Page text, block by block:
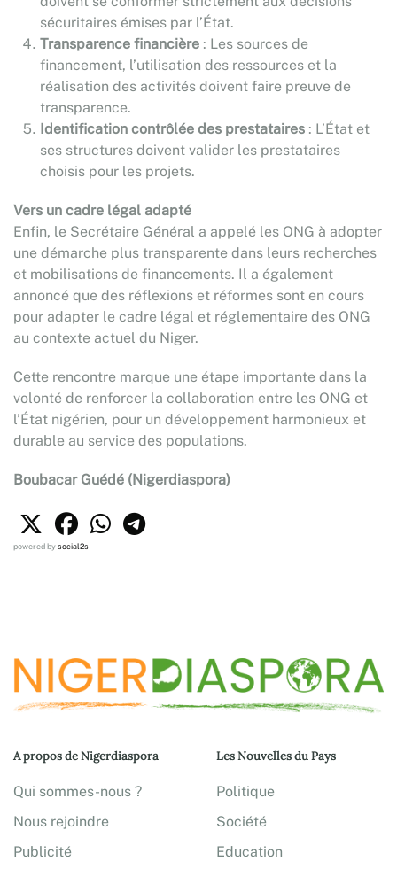
sécuritaires émises par l’État.
Transparence financière : Les sources de
financement, l’utilisation des ressources et la
réalisation des activités doivent faire preuve de
transparence.
Identification contrôlée des prestataires : L’État et
ses structures doivent valider les prestataires
choisis pour les projets.
Vers un cadre légal adapté
Enfin, le Secrétaire Général a appelé les ONG à adopter
une démarche plus transparente dans leurs recherches
et mobilisations de financements. Il a également
annoncé que des réflexions et réformes sont en cours
pour adapter le cadre légal et réglementaire des ONG
au contexte actuel du Niger.
Cette rencontre marque une étape importante dans la
volonté de renforcer la collaboration entre les ONG et
l’État nigérien, pour un développement harmonieux et
durable au service des populations.
Boubacar Guédé (Nigerdiaspora)
powered bysocial2s
A propos de Nigerdiaspora
Qui sommes-nous ?
Nous rejoindre
Publicité
Les Nouvelles du Pays
Politique
Société
Education